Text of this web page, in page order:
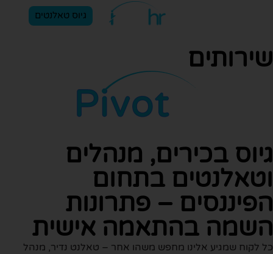
גיוס טאלנטים
בכירים, מנהלים
בתחום
– פתרונות
בהתאמה אישית
לקוח שמגיע אלינו מחפש משהו אחר – טאלנט נדיר, מנהל